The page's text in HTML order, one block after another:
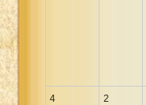
4 2